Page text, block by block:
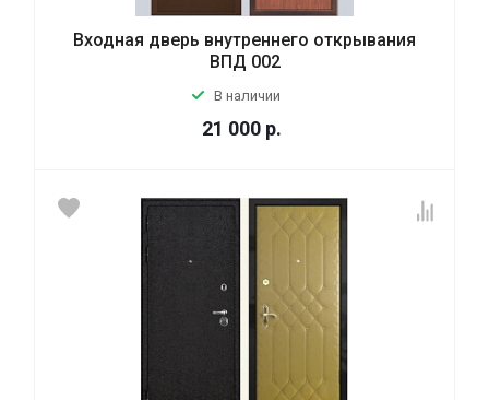
Входная дверь внутреннего открывания
ВПД 002
В наличии
21 000 р.